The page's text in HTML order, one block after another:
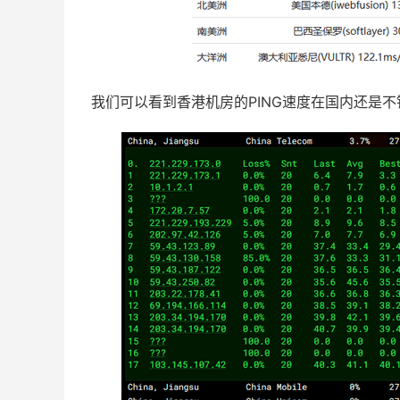
我们可以看到香港机房的PING速度在国内还是